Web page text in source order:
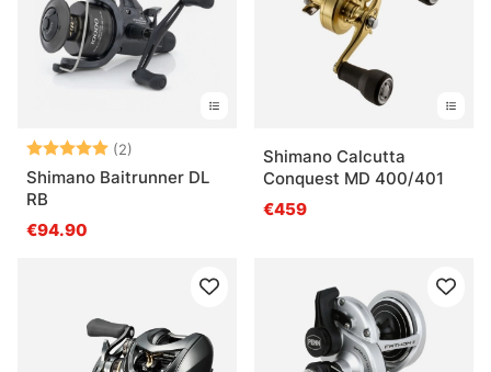
Questions fréquentes sur les moulinets
Qu’est-ce qu’un moulinet casting ?
Qu’est-ce qu’un moulinet résistant à la corrosion
Note: (2)
Shimano Baitrunner DL
RB
€94.90
Shimano Calcutta
Conquest MD 400/401
€459